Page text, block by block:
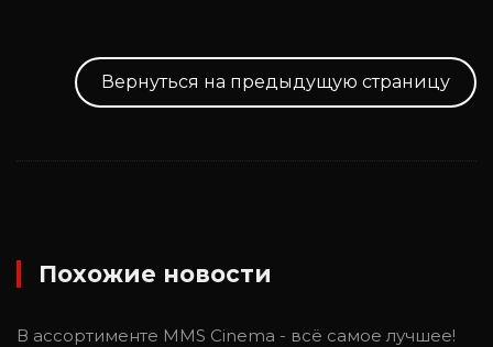
Вернуться на предыдущую страницу
Похожие новости
В ассортименте MMS Cinema - всё самое лучшее!